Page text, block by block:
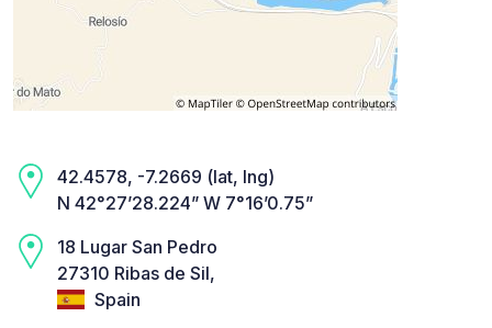
42.4578, -7.2669 (lat, lng)
N 42°27’28.224” W 7°16’0.75”
18 Lugar San Pedro
27310 Ribas de Sil,
Spain